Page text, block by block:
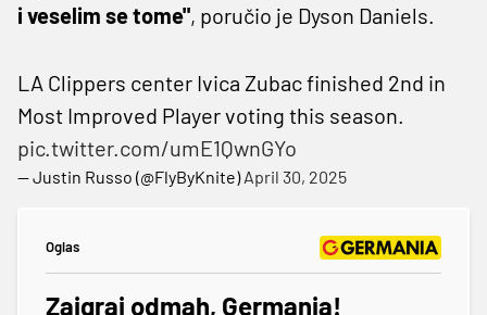
i veselim se tome", poručio je Dyson Daniels.
LA Clippers center Ivica Zubac finished 2nd in
Most Improved Player voting this season.
pic.twitter.com/umE1QwnGYo
— Justin Russo (@FlyByKnite)April 30, 2025
Oglas
Zaigraj odmah, Germania!